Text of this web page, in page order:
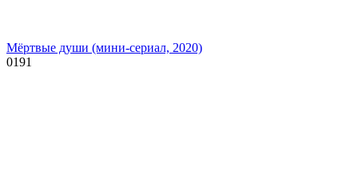
Мёртвые души (мини-сериал, 2020)
0191